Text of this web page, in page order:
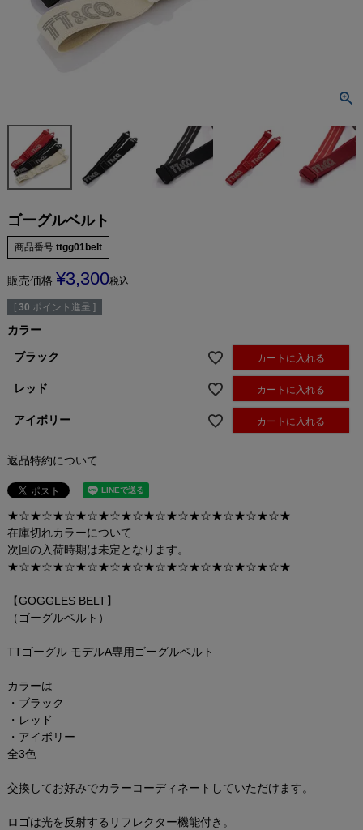
ゴーグルベルト
商品番号 ttgg01belt
販売価格 ¥3,300税込
[ 30 ポイント進呈 ]
カラー
ブラック カートに入れる
レッド カートに入れる
アイボリー カートに入れる
返品特約について
★☆★☆★☆★☆★☆★☆★☆★☆★☆★☆★☆★☆★
在庫切れカラーについて
次回の入荷時期は未定となります。
★☆★☆★☆★☆★☆★☆★☆★☆★☆★☆★☆★☆★
【GOGGLES BELT】
（ゴーグルベルト）
TTゴーグル モデルA専用ゴーグルベルト
カラーは
・ブラック
・レッド
・アイボリー
全3色
交換してお好みでカラーコーディネートしていただけます。
ロゴは光を反射するリフレクター機能付き。